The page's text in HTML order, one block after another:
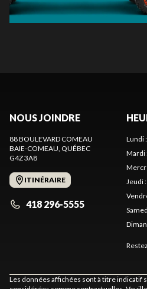
NOUS JOINDRE
88 BOULEVARD COMEAU
BAIE-COMEAU, QUÉBEC
G4Z 3A8
ITINÉRAIRE
418 296-5555
Lundi:
Mardi
Jeudi:
Les données affichées sont à titre indicatif